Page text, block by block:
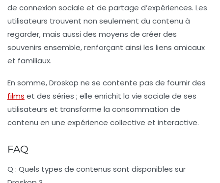
de connexion sociale et de partage d’expériences. Les
utilisateurs trouvent non seulement du contenu à
regarder, mais aussi des moyens de créer des
souvenirs ensemble, renforçant ainsi les liens amicaux
et familiaux.
En somme, Droskop ne se contente pas de fournir des
films et des séries ; elle enrichit la vie sociale de ses
utilisateurs et transforme la consommation de
contenu en une expérience collective et interactive.
FAQ
Q : Quels types de contenus sont disponibles sur